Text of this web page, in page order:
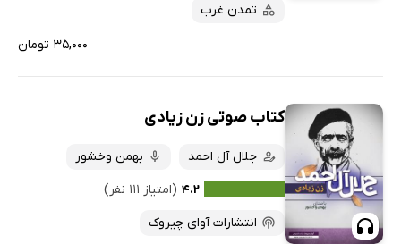
تمدن غرب
۳۵,۰۰۰ تومان
کتاب صوتی زن زیادی
جلال آل احمد
بهمن وخشور
۴.۲ (امتیاز ۱۱۱ نفر)
انتشارات آوای چیروک